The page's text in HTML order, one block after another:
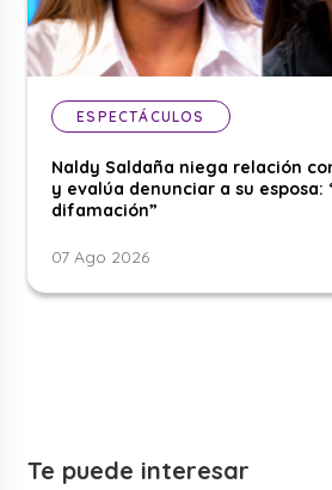
ESPECTÁCULOS
Naldy Saldaña niega relación
y evalúa denunciar a su esposa:
difamación”
07 Ago 2026
Te puede interesar